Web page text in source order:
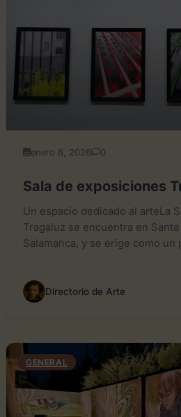
enero 6, 2026 0
Sala de exposiciones
Un espacio dedicado al arteLa
Tragaluz se encuentra en
Salamanca, y se erige como
Directorio de Arte
GENERAL